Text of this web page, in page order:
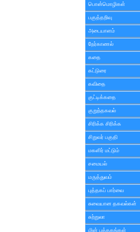
பொன்மொழிகள்
பகுத்தறிவு
அடையாளம்
நேர்காணல்
கதை
கட்டுரை
கவிதை
குட்டிக்கதை
குறுந்தகவல்
சிரிக்க சிரிக்க
சிறுவர் பகுதி
மகளிர் மட்டும்
சமையல்
மருத்துவம்
புத்தகப் பார்வை
சுவையான தகவல்கள்
சுற்றுலா
மின் புத்தகங்கள்